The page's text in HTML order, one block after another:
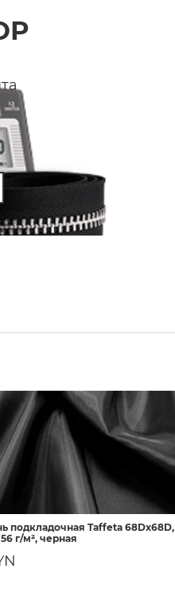
подкладочная Taffeta 68Dх68D,
г/м², черная